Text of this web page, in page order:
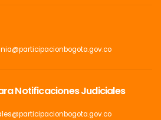
Notificaciones Judiciales